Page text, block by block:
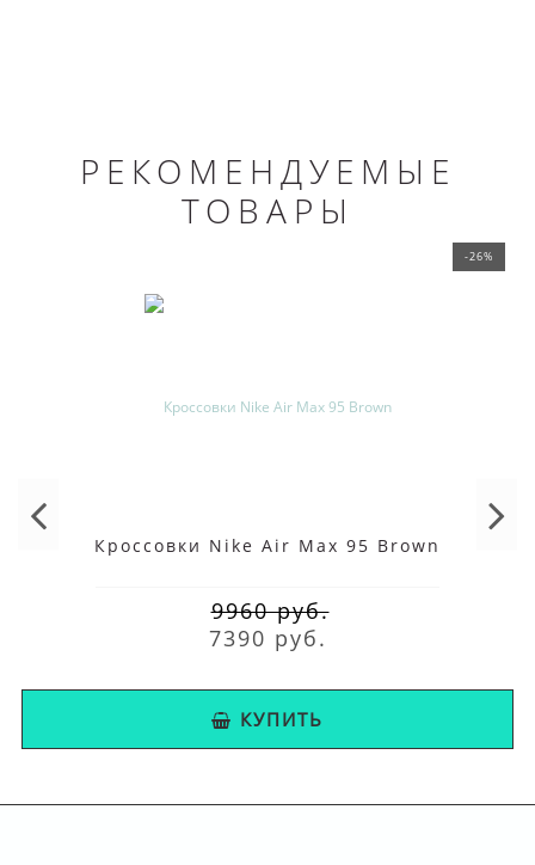
РЕКОМЕНДУЕМЫЕ
ТОВАРЫ
-26%
Кроссовки Nike Air Max 95 Brown
9960 руб.
7390 руб.
КУПИТЬ